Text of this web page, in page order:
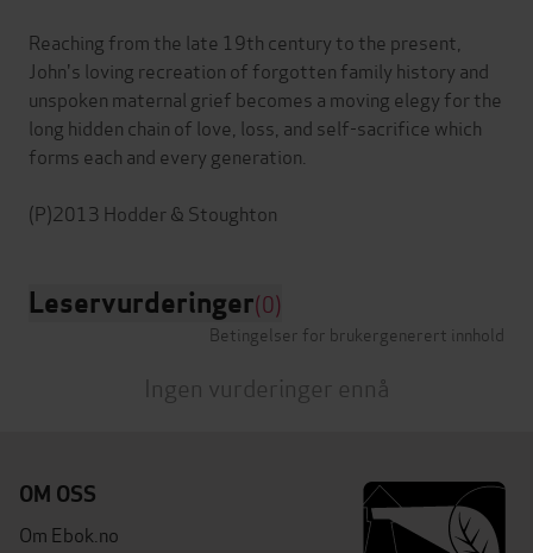
Reaching from the late 19th century to the present,
John's loving recreation of forgotten family history and
unspoken maternal grief becomes a moving elegy for the
long hidden chain of love, loss, and self-sacrifice which
forms each and every generation.
Leservurderinger(0)
Betingelser for brukergenerert innhold
Ingen vurderinger ennå
OM OSS
Om Ebok.no